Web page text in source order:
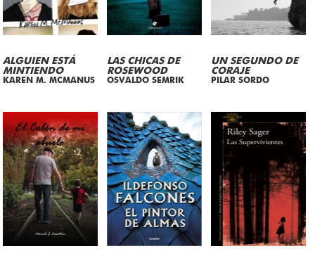
ALGUIEN ESTÁ
MINTIENDO
KAREN M. MCMANUS
LAS CHICAS DE
ROSEWOOD
OSVALDO SEMRIK
UN SEGUNDO DE
CORAJE
PILAR SORDO